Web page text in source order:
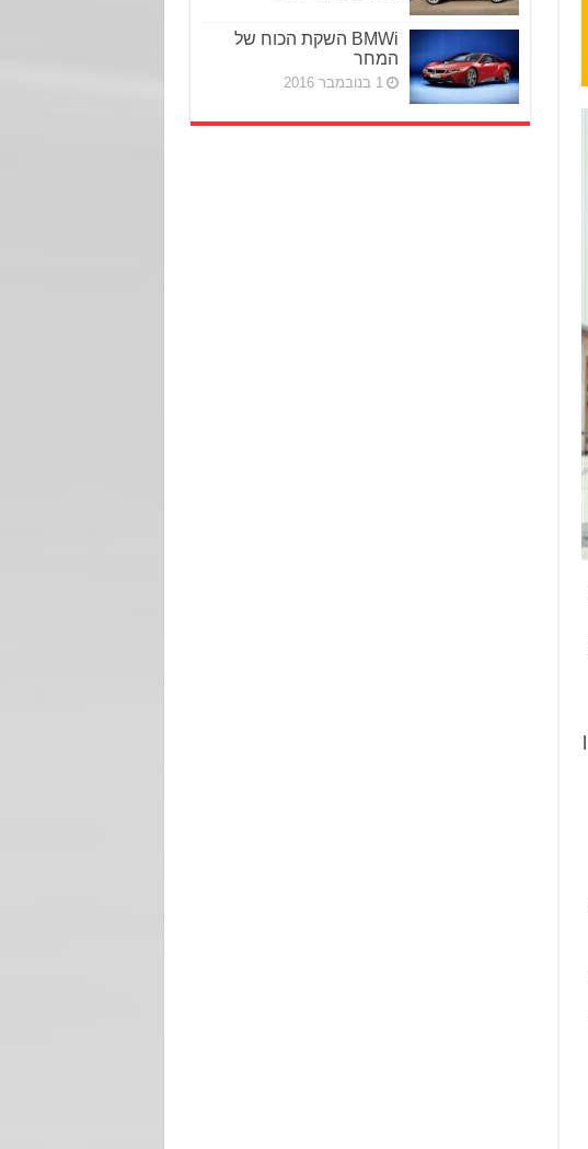
BMWi השקת הכוח של
המחר
1 בנובמבר 2016